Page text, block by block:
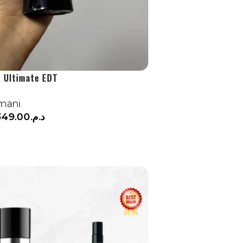
Ultimate EDT
د.م.